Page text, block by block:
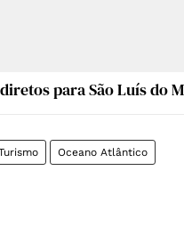
para São Luís do
Oceano Atlântico